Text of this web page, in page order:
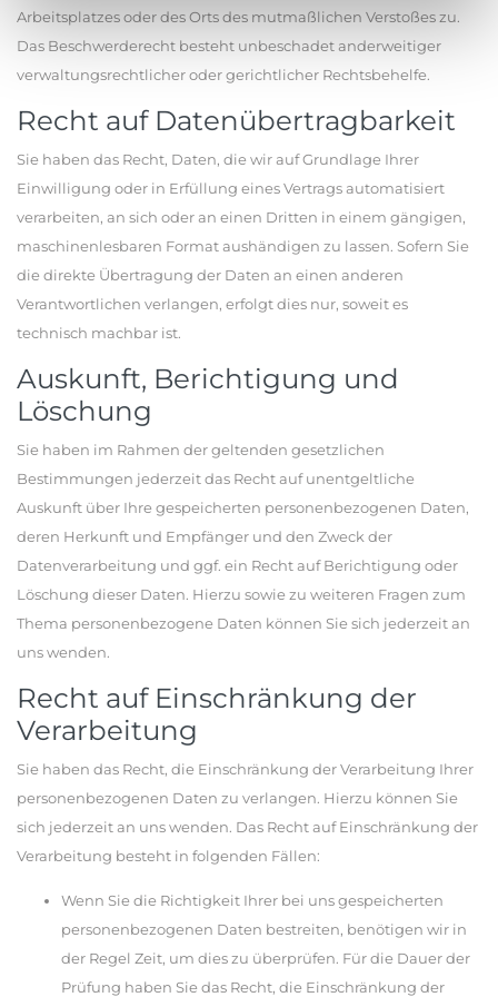
Arbeitsplatzes oder des Orts des mutmaßlichen Verstoßes zu.
Das Beschwerderecht besteht unbeschadet anderweitiger
verwaltungsrechtlicher oder gerichtlicher Rechtsbehelfe.
Recht auf Datenübertragbarkeit
Sie haben das Recht, Daten, die wir auf Grundlage Ihrer
Einwilligung oder in Erfüllung eines Vertrags automatisiert
verarbeiten, an sich oder an einen Dritten in einem gängigen,
maschinenlesbaren Format aushändigen zu lassen. Sofern Sie
die direkte Übertragung der Daten an einen anderen
Verantwortlichen verlangen, erfolgt dies nur, soweit es
technisch machbar ist.
Auskunft, Berichtigung und
Löschung
Sie haben im Rahmen der geltenden gesetzlichen
Bestimmungen jederzeit das Recht auf unentgeltliche
Auskunft über Ihre gespeicherten personenbezogenen Daten,
deren Herkunft und Empfänger und den Zweck der
Datenverarbeitung und ggf. ein Recht auf Berichtigung oder
Löschung dieser Daten. Hierzu sowie zu weiteren Fragen zum
Thema personenbezogene Daten können Sie sich jederzeit an
uns wenden.
Recht auf Einschränkung der
Verarbeitung
Sie haben das Recht, die Einschränkung der Verarbeitung Ihrer
personenbezogenen Daten zu verlangen. Hierzu können Sie
sich jederzeit an uns wenden. Das Recht auf Einschränkung der
Verarbeitung besteht in folgenden Fällen:
Wenn Sie die Richtigkeit Ihrer bei uns gespeicherten
personenbezogenen Daten bestreiten, benötigen wir in
der Regel Zeit, um dies zu überprüfen. Für die Dauer der
Prüfung haben Sie das Recht, die Einschränkung der